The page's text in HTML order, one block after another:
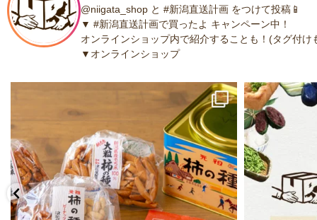
@niigata_shop と #新潟直送計画 をつけて投稿📱
▼ #新潟直送計画で買ったよ キャンペーン中！
オンラインショップ内で紹介することも！(タグ付け
▼オンラインショップ